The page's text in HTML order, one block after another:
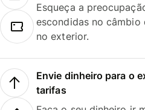
Esqueça a
escondidas no
no exterior.
Envie dinheiro para o
tarifas